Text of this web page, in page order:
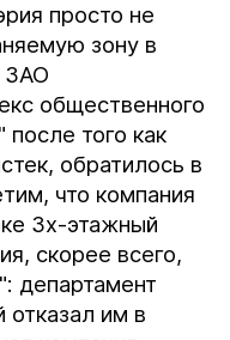
просто не
зону в
ЗАО
общественного
того как
обратилось в
что компания
3х-этажный
скорее всего,
департамент
им в